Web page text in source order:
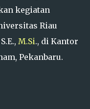
kegiatan
Riau
M.Si., di Kantor
Pekanbaru.